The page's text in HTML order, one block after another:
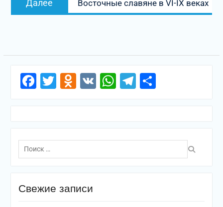
Далее
запись:
Восточные славяне в VI-IX веках
Facebook
Twitter
Odnoklassniki
VKWhatsApp
Telegram
Поиск
по:
Свежие записи